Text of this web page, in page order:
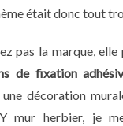
était donc tout
pas la marque,
de fixation
décoration
mur herbier, je